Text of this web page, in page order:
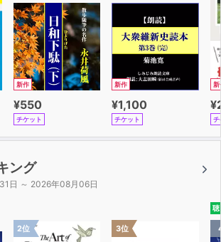
す。また、鳥取の実家で長女を産む
さまようような大病をする。
い下腹部も胸も 哀しい顔で見ていらっ
すか
せられている散文の「闘病記」は、よ
移を語る。置かれている状況や人の動
てリアリティーがあるが、神への思い
新作
¥550
チケット
新作
¥1,100
チケット
新
チ
ング
日 ～ 2026年08月06日
2位 3位
聴